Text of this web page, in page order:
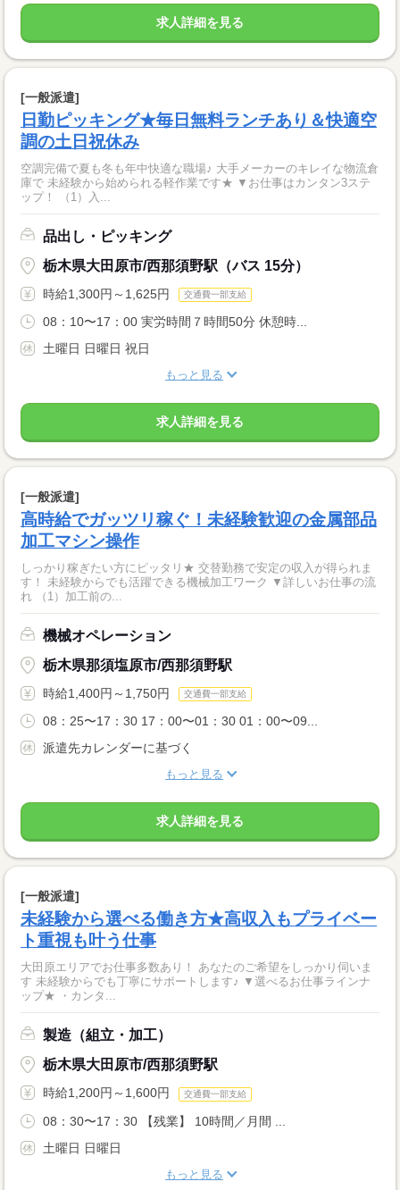
求人詳細を見る
[一般派遣]
日勤ピッキング★毎日無料ランチあり＆快適空
調の土日祝休み
空調完備で夏も冬も年中快適な職場♪ 大手メーカーのキレイな物流倉
庫で 未経験から始められる軽作業です★ ▼お仕事はカンタン3ステ
ップ！ （1）入...
品出し・ピッキング
栃木県大田原市/西那須野駅（バス 15分）
時給1,300円～1,625円 交通費一部支給
08：10〜17：00 実労時間７時間50分 休憩時...
土曜日 日曜日 祝日
もっと見る
求人詳細を見る
[一般派遣]
高時給でガッツリ稼ぐ！未経験歓迎の金属部品
加工マシン操作
しっかり稼ぎたい方にピッタリ★ 交替勤務で安定の収入が得られま
す！ 未経験からでも活躍できる機械加工ワーク ▼詳しいお仕事の流
れ （1）加工前の...
機械オペレーション
栃木県那須塩原市/西那須野駅
時給1,400円～1,750円 交通費一部支給
08：25〜17：30 17：00〜01：30 01：00〜09...
派遣先カレンダーに基づく
もっと見る
求人詳細を見る
[一般派遣]
未経験から選べる働き方★高収入もプライベー
ト重視も叶う仕事
大田原エリアでお仕事多数あり！ あなたのご希望をしっかり伺いま
す 未経験からでも丁寧にサポートします♪ ▼選べるお仕事ラインナ
ップ★ ・カンタ...
製造（組立・加工）
栃木県大田原市/西那須野駅
時給1,200円～1,600円 交通費一部支給
08：30〜17：30 【残業】 10時間／月間 ...
土曜日 日曜日
もっと見る